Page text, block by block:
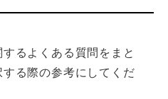
るよくある質問をまと
る際の参考にしてくだ